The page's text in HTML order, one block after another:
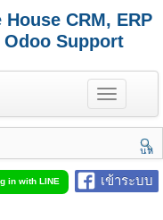
CRM, ERP
Support
T
o
g
e
n
a
นห
า
เข้าระบบ
in with LINE